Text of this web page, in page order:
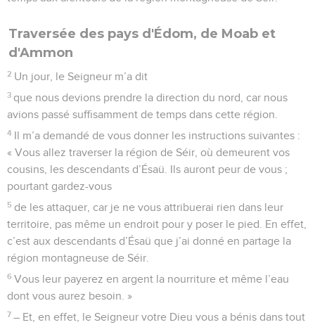
Traversée des pays d'Édom, de Moab et
d'Ammon
2 Un jour, le Seigneur m’a dit
3 que nous devions prendre la direction du nord, car nous
avions passé suffisamment de temps dans cette région.
4 Il m’a demandé de vous donner les instructions suivantes :
« Vous allez traverser la région de Séir, où demeurent vos
cousins, les descendants d’Ésaü. Ils auront peur de vous ;
pourtant gardez-vous
5 de les attaquer, car je ne vous attribuerai rien dans leur
territoire, pas même un endroit pour y poser le pied. En effet,
c’est aux descendants d’Ésaü que j’ai donné en partage la
région montagneuse de Séir.
6 Vous leur payerez en argent la nourriture et même l’eau
dont vous aurez besoin. »
7 – Et, en effet, le Seigneur votre Dieu vous a bénis dans tout